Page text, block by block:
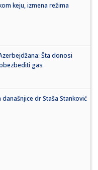
keju, izmena režima
Šta donosi
gas
dr Staša Stanković